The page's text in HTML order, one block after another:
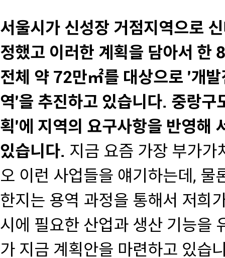
서울시가 신성장 거점지역으로
정했고 이러한 계획을 담아서 한
전체 약 72만㎡를 대상으로 '개
역'을 추진하고 있습니다. 중랑구
획'에 지역의 요구사항을 반영해
있습니다. 지금 요즘 가장 부가가
오 이런 사업들을 얘기하는데, 물
한지는 용역 과정을 통해서 저희
시에 필요한 산업과 생산 기능을
가 지금 계획안을 마련하고 있습